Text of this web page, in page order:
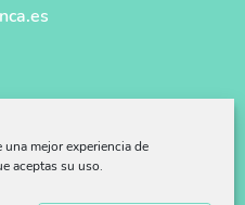
mejor experiencia de
aceptas su uso.